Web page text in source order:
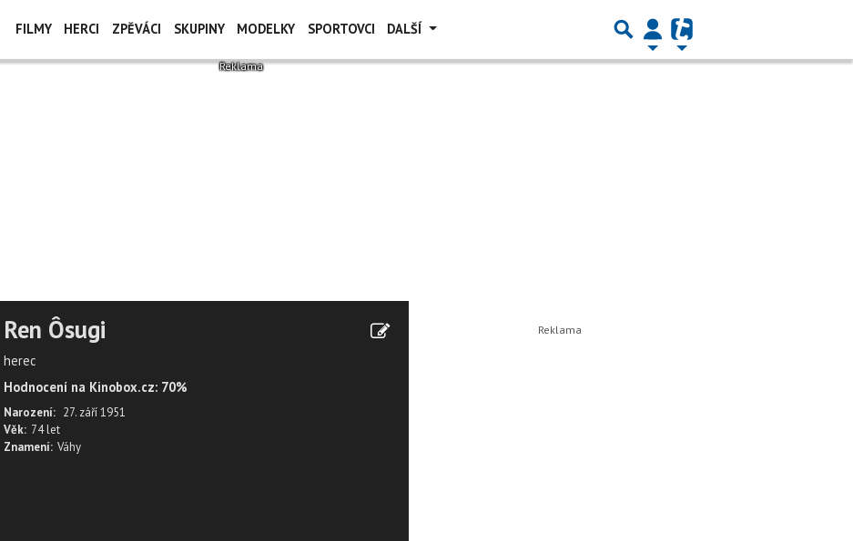
FILMY HERCI ZPĚVÁCI SKUPINY MODELKY SPORTOVCI DALŠÍ
Ren Ôsugi
herec
Hodnocení na Kinobox.cz: 70%
Narození: 27. září 1951
Věk: 74 let
Znamení: Váhy